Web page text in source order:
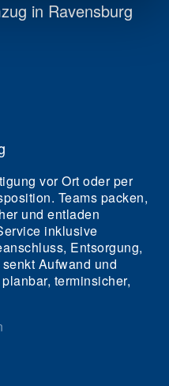
in Ravensburg
vor Ort oder per
Teams packen,
und entladen
inklusive
Entsorgung,
Aufwand und
terminsicher,